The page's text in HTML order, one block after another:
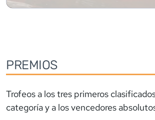
PREMIOS
Trofeos a los tres primeros
categoría y a los vencedores